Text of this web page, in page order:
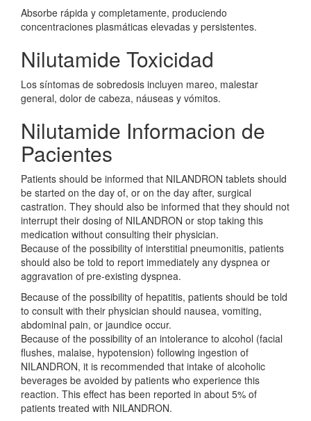
Absorbe rápida y completamente, produciendo
concentraciones plasmáticas elevadas y persistentes.
Nilutamide Toxicidad
Los síntomas de sobredosis incluyen mareo, malestar
general, dolor de cabeza, náuseas y vómitos.
Nilutamide Informacion de
Pacientes
Patients should be informed that NILANDRON tablets should
be started on the day of, or on the day after, surgical
castration. They should also be informed that they should not
interrupt their dosing of NILANDRON or stop taking this
medication without consulting their physician.
Because of the possibility of interstitial pneumonitis, patients
should also be told to report immediately any dyspnea or
aggravation of pre-existing dyspnea.
Because of the possibility of hepatitis, patients should be told
to consult with their physician should nausea, vomiting,
abdominal pain, or jaundice occur.
Because of the possibility of an intolerance to alcohol (facial
flushes, malaise, hypotension) following ingestion of
NILANDRON, it is recommended that intake of alcoholic
beverages be avoided by patients who experience this
reaction. This effect has been reported in about 5% of
patients treated with NILANDRON.